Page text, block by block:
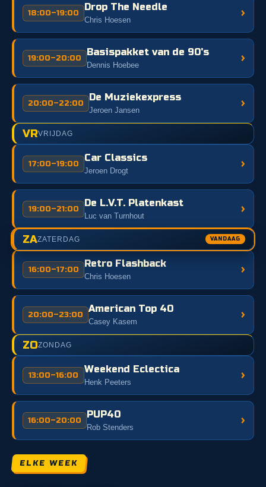
18:00–19:00
Drop The Needle
Chris Hoesen
›
19:00–20:00
Basispakket van de 90's
Dennis Hoebee
›
20:00–22:00
De Muziekexpress
Jeroen Jansen
›
VRVRIJDAG
17:00–19:00
Car Classics
Jeroen Drogt
›
19:00–21:00
De L.V.T. Platenkast
Luc van Turnhout
›
ZAZATERDAG
16:00–17:00
Retro Flashback
Chris Hoesen
›
20:00–23:00
American Top 40
Casey Kasem
›
ZOZONDAG
13:00–16:00
Weekend Eclectica
Henk Peeters
›
16:00–20:00
PUP40
Rob Stenders
›
ELKE WEEK